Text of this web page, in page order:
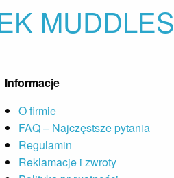
MUDDLES
Informacje
O firmie
FAQ – Najczęstsze pytania
Regulamin
Reklamacje i zwroty